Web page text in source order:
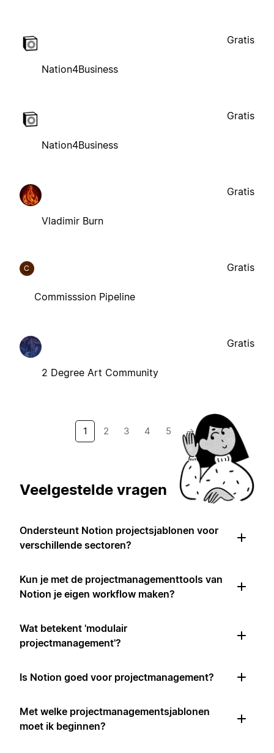
Nation4Business
Gratis
Nation4Business
Gratis
Vladimir Burn
Gratis
C
Commisssion Pipeline
Gratis
2 Degree Art Community
Gratis
1 2 3 4 5 →
Veelgestelde vragen
Ondersteunt Notion projectsjablonen voor
verschillende sectoren?
Kun je met de projectmanagementtools van
Notion je eigen workflow maken?
Wat betekent 'modulair
projectmanagement'?
Is Notion goed voor projectmanagement?
Met welke projectmanagementsjablonen
moet ik beginnen?